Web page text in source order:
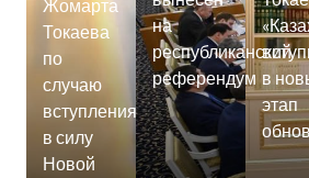
Жомарта
Токаева
по
случаю
вступления
в силу
Новой
на
республиканский
референдум в
этап